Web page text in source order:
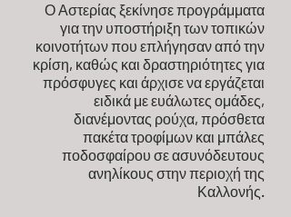
Ο Αστερίας ξεκίνησε προγράμματα
για την υποστήριξη των τοπικών
κοινοτήτων που επλήγησαν από την
κρίση, καθώς και δραστηριότητες για
πρόσφυγες και άρχισε να εργάζεται
ειδικά με ευάλωτες ομάδες,
διανέμοντας ρούχα, πρόσθετα
πακέτα τροφίμων και μπάλες
ποδοσφαίρου σε ασυνόδευτους
ανηλίκους στην περιοχή της
Καλλονής.